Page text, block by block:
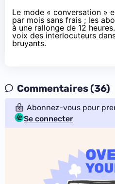
Le mode « conversation »
par mois sans frais ; les
à une rallonge de 12
voix des interlocuteurs
bruyants.
Commentaires (36)
Abonnez-vous pour
Se connecter